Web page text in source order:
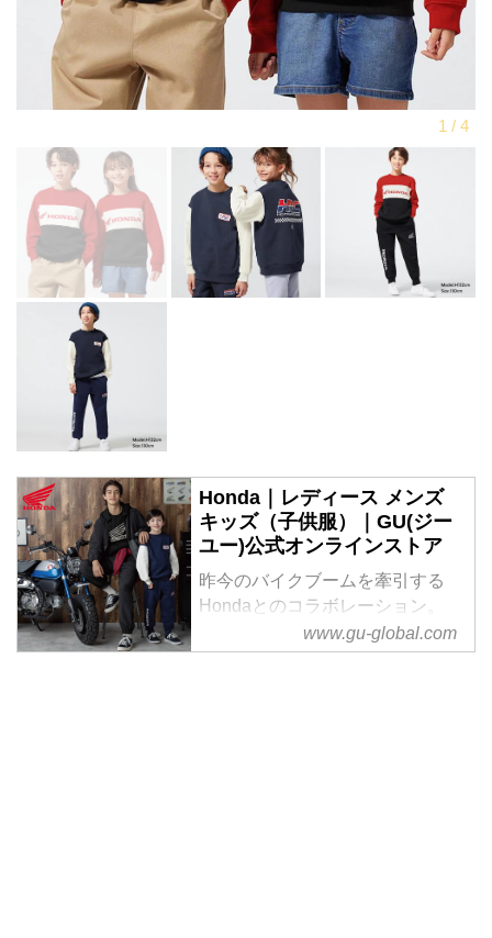
Honda｜レディース メンズ
キッズ（子供服）｜GU(ジー
ユー)公式オンラインストア
昨今のバイクブームを牽引する
Hondaとのコラボレーション。
ウィングマークやビンテージテイ
ストのグラフィックを現代のアイ
www.gu-global.com